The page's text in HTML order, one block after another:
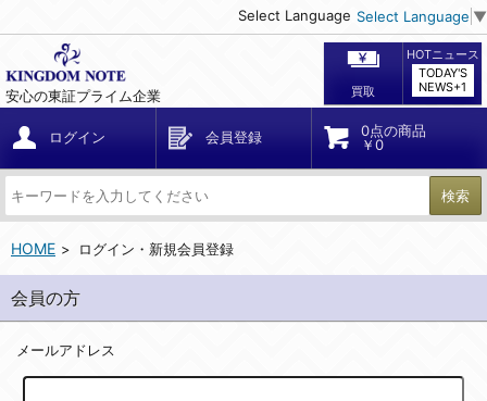
Select Language Select Language ▼
安心の東証プライム企業 買取
HOTニュース
TODAY'S
NEWS+1
ログイン 会員登録
0点の商品
￥0
検索
HOME ログイン・新規会員登録
会員の方
メールアドレス